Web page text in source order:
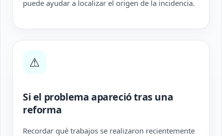
puede ayudar a localizar el origen de la incidencia.
⚠
Si el problema apareció tras una
reforma
Recordar qué trabajos se realizaron recientemente